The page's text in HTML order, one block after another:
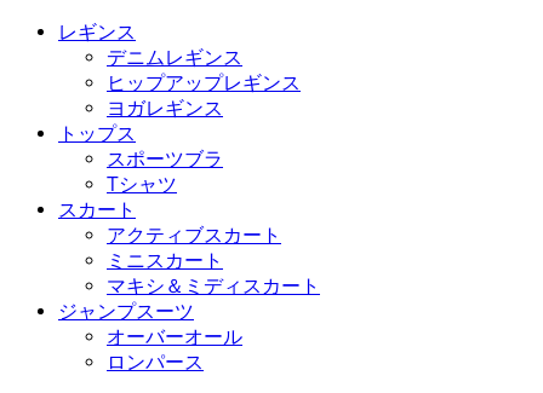
レギンス
デニムレギンス
ヒップアップレギンス
ヨガレギンス
トップス
スポーツブラ
Tシャツ
スカート
アクティブスカート
ミニスカート
マキシ＆ミディスカート
ジャンプスーツ
オーバーオール
ロンパース